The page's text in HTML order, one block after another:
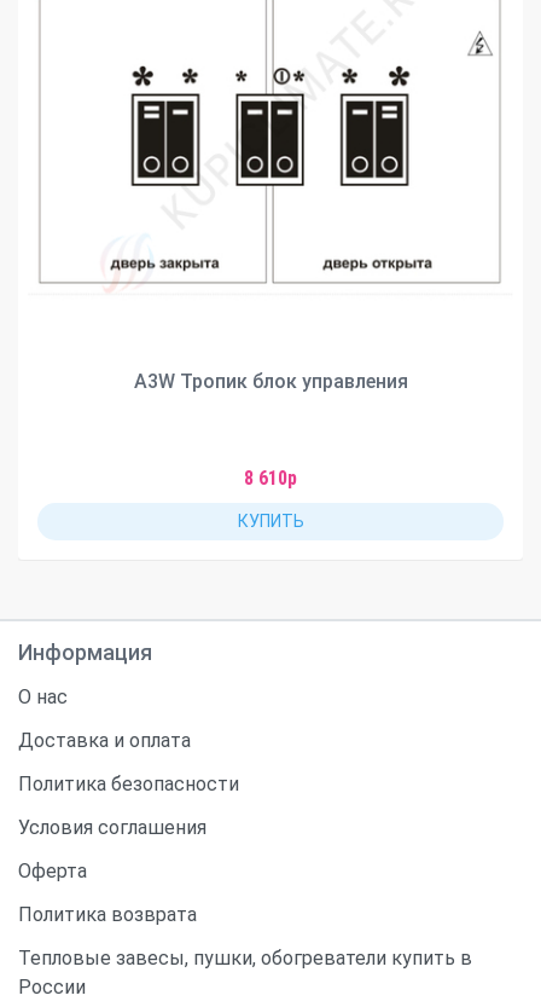
A3W Тропик блок управления
8 610р
КУПИТЬ
Информация
О нас
Доставка и оплата
Политика безопасности
Условия соглашения
Оферта
Политика возврата
Тепловые завесы, пушки, обогреватели купить в
России